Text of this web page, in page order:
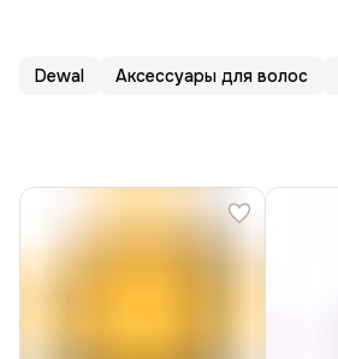
Dewal Аксессуары для волос